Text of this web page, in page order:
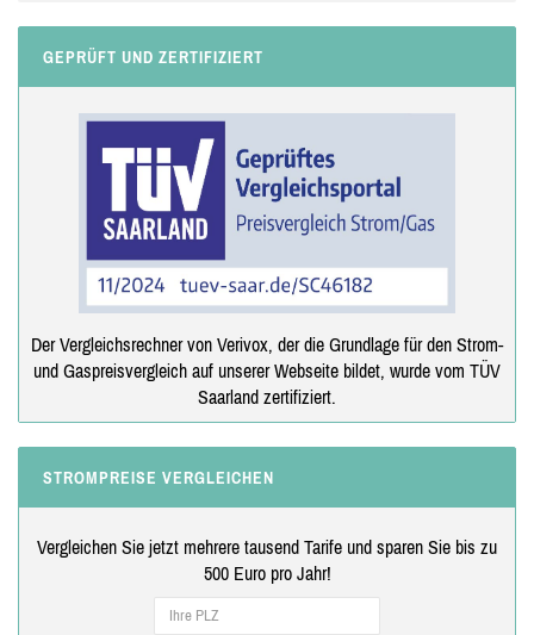
GEPRÜFT UND ZERTIFIZIERT
Der Vergleichsrechner von Verivox, der die Grundlage für den Strom-
und Gaspreisvergleich auf unserer Webseite bildet, wurde vom TÜV
Saarland zertifiziert.
STROMPREISE VERGLEICHEN
Vergleichen Sie jetzt mehrere tausend Tarife und sparen Sie bis zu
500 Euro pro Jahr!